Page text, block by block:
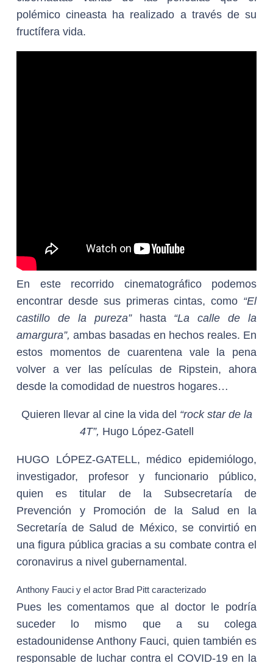
polémico cineasta ha realizado a través de su
fructífera vida.
En este recorrido cinematográfico podemos
encontrar desde sus primeras cintas, como “El
castillo de la pureza”hasta “La calle de la
amargura”, ambas basadas en hechos reales. En
estos momentos de cuarentena vale la pena
volver a ver las películas de Ripstein, ahora
desde la comodidad de nuestros hogares…
Quieren llevar al cine la vida del “rock star de la
4T”, Hugo López-Gatell
HUGO LÓPEZ-GATELL, médico epidemiólogo,
investigador, profesor y funcionario público,
quien es titular de la Subsecretaría de
Prevención y Promoción de la Salud en la
Secretaría de Salud de México, se convirtió en
una figura pública gracias a su combate contra el
coronavirus a nivel gubernamental.
Anthony Fauci y el actor Brad Pitt caracterizado
Pues les comentamos que al doctor le podría
suceder lo mismo que a su colega
estadounidense Anthony Fauci, quien también es
responsable de luchar contra el COVID-19 en la